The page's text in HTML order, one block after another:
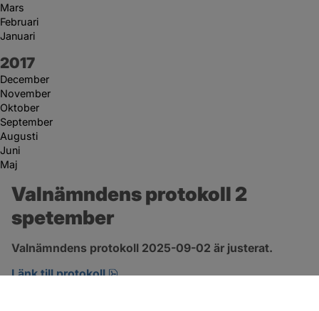
Mars
Februari
Januari
År:
2017
December
November
Oktober
September
Augusti
Juni
Maj
Valnämndens protokoll 2
spetember
Valnämndens protokoll 2025-09-02 är justerat.
Länk till protokoll
pdf, 461.2 kB, öppnas i nytt fönster.